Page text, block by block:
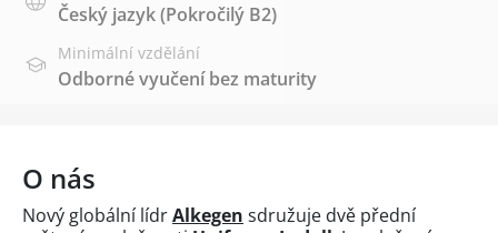
Český jazyk(Pokročilý B2)
Minimální vzdělání
Odborné vyučení bez maturity
O nás
Nový globální lídrAlkegen sdružuje dvě přední